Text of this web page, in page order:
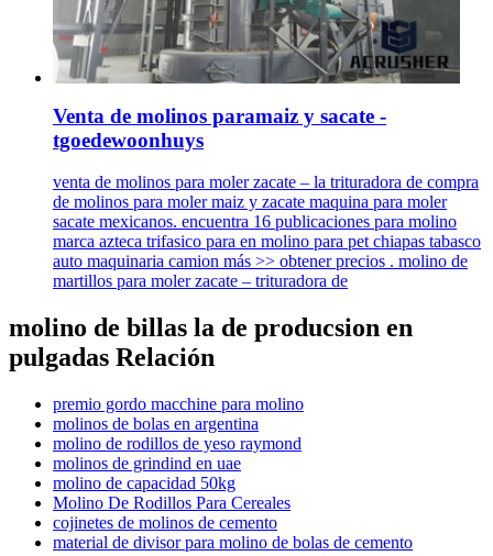
Venta de molinos paramaiz y sacate -
tgoedewoonhuys
venta de molinos para moler zacate – la trituradora de compra
de molinos para moler maiz y zacate maquina para moler
sacate mexicanos. encuentra 16 publicaciones para molino
marca azteca trifasico para en molino para pet chiapas tabasco
auto maquinaria camion más >> obtener precios . molino de
martillos para moler zacate – trituradora de
molino de billas la de producsion en
pulgadas Relación
premio gordo macchine para molino
molinos de bolas en argentina
molino de rodillos de yeso raymond
molinos de grindind en uae
molino de capacidad 50kg
Molino De Rodillos Para Cereales
cojinetes de molinos de cemento
material de divisor para molino de bolas de cemento